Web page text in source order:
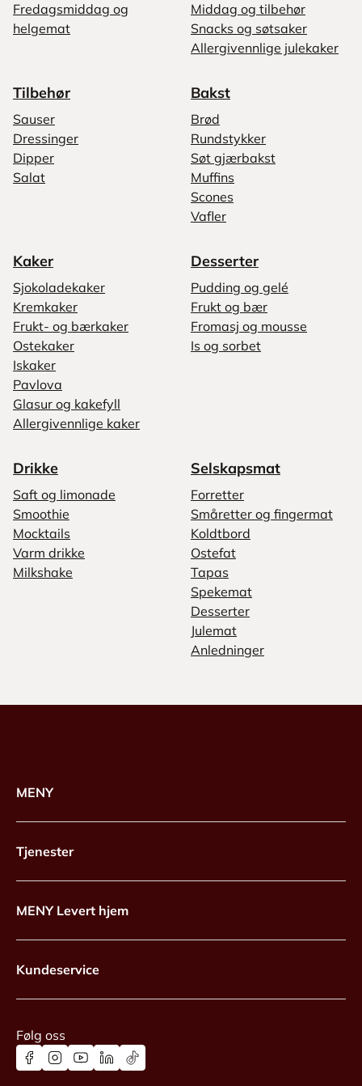
Fredagsmiddag og
helgemat
Middag og tilbehør
Snacks og søtsaker
Allergivennlige julekaker
Tilbehør
Sauser
Dressinger
Dipper
Salat
Bakst
Brød
Rundstykker
Søt gjærbakst
Muffins
Scones
Vafler
Kaker
Sjokoladekaker
Kremkaker
Frukt- og bærkaker
Ostekaker
Iskaker
Pavlova
Glasur og kakefyll
Allergivennlige kaker
Desserter
Pudding og gelé
Frukt og bær
Fromasj og mousse
Is og sorbet
Drikke
Saft og limonade
Smoothie
Mocktails
Varm drikke
Milkshake
Selskapsmat
Forretter
Småretter og fingermat
Koldtbord
Ostefat
Tapas
Spekemat
Desserter
Julemat
Anledninger
MENY
Tjenester
MENY Levert hjem
Kundeservice
Følg oss